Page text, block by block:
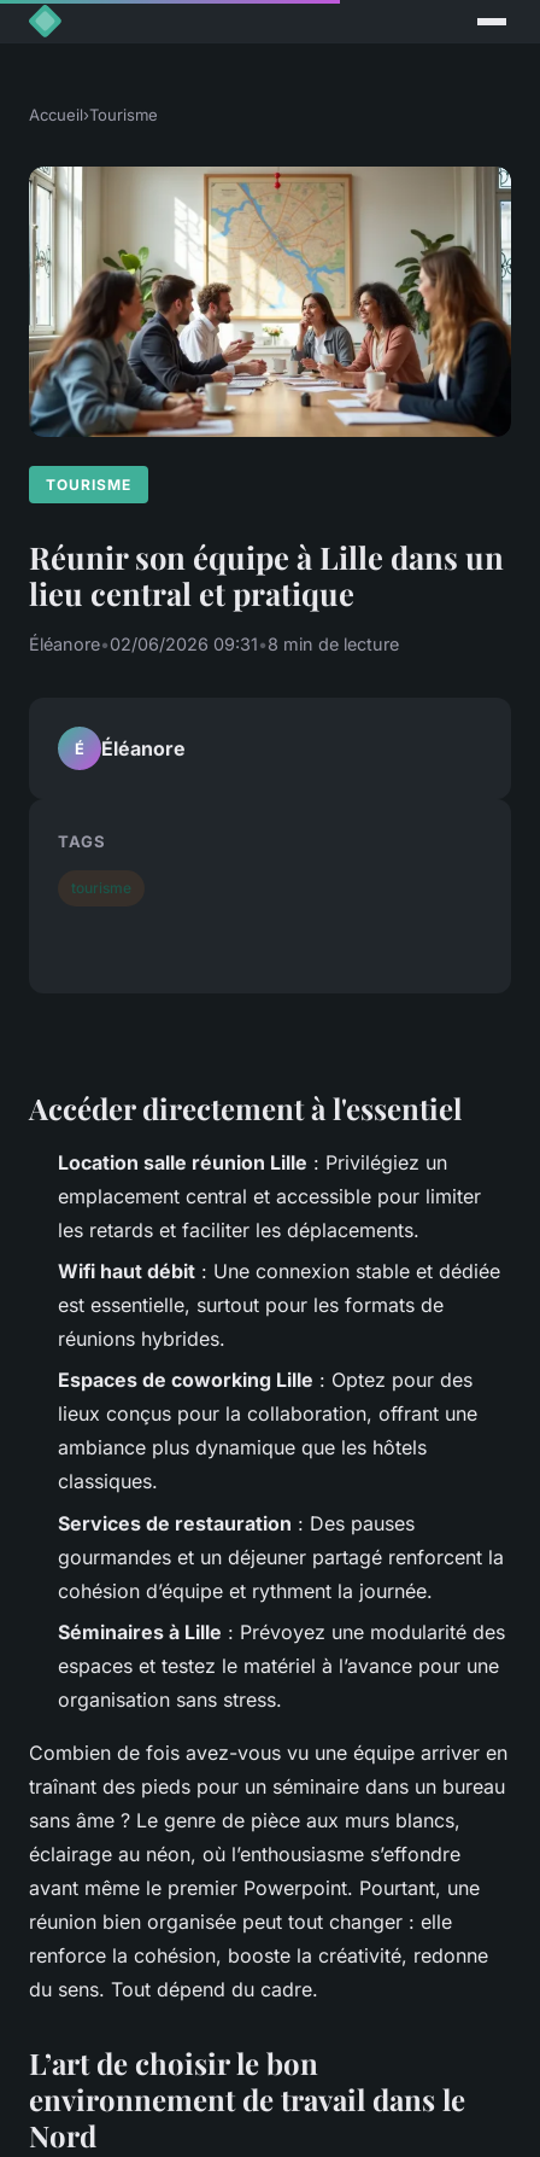
Accueil›Tourisme
TOURISME
Réunir son équipe à Lille dans un
lieu central et pratique
Éléanore•02/06/2026 09:31•8 min de lecture
Accéder directement à l'essentiel
Location salle réunion Lille : Privilégiez un
emplacement central et accessible pour limiter
les retards et faciliter les déplacements.
Wifi haut débit : Une connexion stable et dédiée
est essentielle, surtout pour les formats de
réunions hybrides.
Espaces de coworking Lille : Optez pour des
lieux conçus pour la collaboration, offrant une
ambiance plus dynamique que les hôtels
classiques.
Services de restauration : Des pauses
gourmandes et un déjeuner partagé renforcent la
cohésion d’équipe et rythment la journée.
Séminaires à Lille : Prévoyez une modularité des
espaces et testez le matériel à l’avance pour une
organisation sans stress.
Combien de fois avez-vous vu une équipe arriver en
traînant des pieds pour un séminaire dans un bureau
sans âme ? Le genre de pièce aux murs blancs,
éclairage au néon, où l’enthousiasme s’effondre
avant même le premier Powerpoint. Pourtant, une
réunion bien organisée peut tout changer : elle
renforce la cohésion, booste la créativité, redonne
du sens. Tout dépend du cadre.
L’art de choisir le bon
environnement de travail dans le
Nord
É Éléanore
TAGS
tourisme